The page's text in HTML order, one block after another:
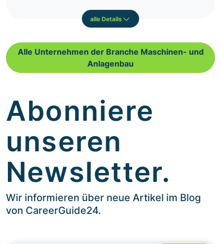
alle Details
Alle Unternehmen der Branche Maschinen- und
Anlagenbau
Abonniere
unseren
Newsletter.
Wir informieren über neue Artikel im Blog
von CareerGuide24.